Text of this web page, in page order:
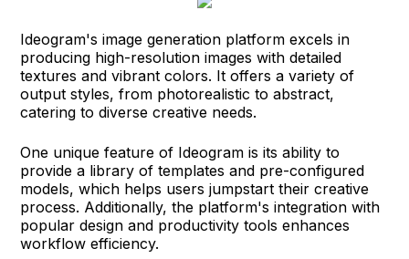
Ideogram's image generation platform excels in
producing high-resolution images with detailed
textures and vibrant colors. It offers a variety of
output styles, from photorealistic to abstract,
catering to diverse creative needs.
One unique feature of Ideogram is its ability to
provide a library of templates and pre-configured
models, which helps users jumpstart their creative
process. Additionally, the platform's integration with
popular design and productivity tools enhances
workflow efficiency.